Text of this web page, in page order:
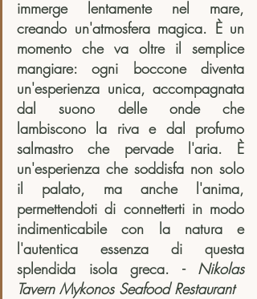
immerge lentamente nel mare,
creando un'atmosfera magica. È un
momento che va oltre il semplice
mangiare: ogni boccone diventa
un'esperienza unica, accompagnata
dal suono delle onde che
lambiscono la riva e dal profumo
salmastro che pervade l'aria. È
un'esperienza che soddisfa non solo
il palato, ma anche l'anima,
permettendoti di connetterti in modo
indimenticabile con la natura e
l'autentica essenza di questa
splendida isola greca. - Nikolas
Tavern Mykonos Seafood Restaurant